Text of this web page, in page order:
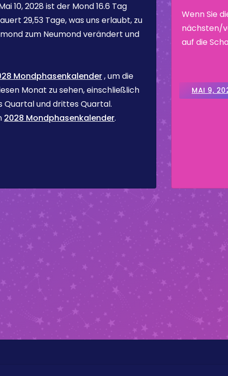
10, 2028 ist der Mond16.6 Tag
29,53 Tage, was uns erlaubt, zu
zum Neumond verändert und
Mondphasenkalender, um die
Monat zu sehen, einschließlich
Quartal und drittes Quartal.
2028 Mondphasenkalender.
Wenn Sie
nächsten/
auf die
MAI 9,